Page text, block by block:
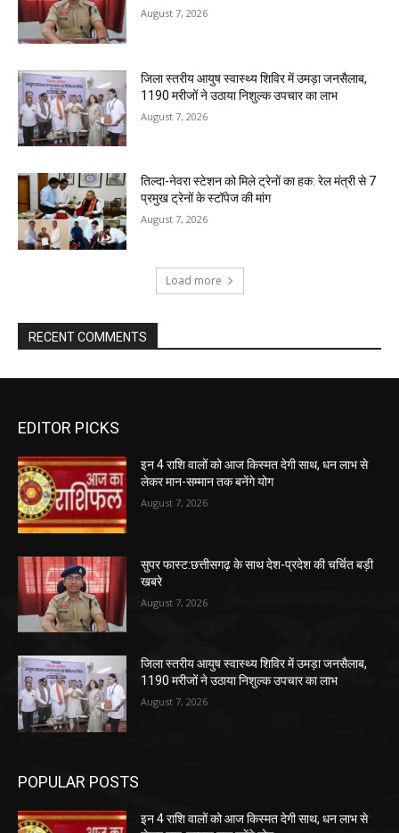
August 7, 2026
जिला स्तरीय आयुष स्वास्थ्य शिविर में उमड़ा जनसैलाब,
1190 मरीजों ने उठाया निशुल्क उपचार का लाभ
August 7, 2026
तिल्दा-नेवरा स्टेशन को मिले ट्रेनों का हक: रेल मंत्री से 7
प्रमुख ट्रेनों के स्टॉपेज की मांग
August 7, 2026
Load more
RECENT COMMENTS
EDITOR PICKS
इन 4 राशि वालों को आज किस्मत देगी साथ, धन लाभ से
लेकर मान-सम्मान तक बनेंगे योग
August 7, 2026
सुपर फास्ट:छत्तीसगढ़ के साथ देश-प्रदेश की चर्चित बड़ी
खबरे
August 7, 2026
जिला स्तरीय आयुष स्वास्थ्य शिविर में उमड़ा जनसैलाब,
1190 मरीजों ने उठाया निशुल्क उपचार का लाभ
August 7, 2026
POPULAR POSTS
इन 4 राशि वालों को आज किस्मत देगी साथ, धन लाभ से